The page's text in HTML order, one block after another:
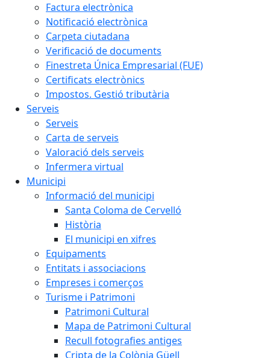
Factura electrònica
Notificació electrònica
Carpeta ciutadana
Verificació de documents
Finestreta Única Empresarial (FUE)
Certificats electrònics
Impostos. Gestió tributària
Serveis
Serveis
Carta de serveis
Valoració dels serveis
Infermera virtual
Municipi
Informació del municipi
Santa Coloma de Cervelló
Història
El municipi en xifres
Equipaments
Entitats i associacions
Empreses i comerços
Turisme i Patrimoni
Patrimoni Cultural
Mapa de Patrimoni Cultural
Recull fotografies antiges
Cripta de la Colònia Güell